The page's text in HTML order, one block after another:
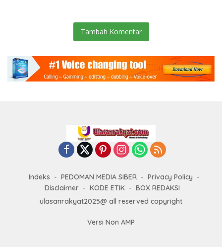
Tambah Komentar
Indeks PEDOMAN MEDIA SIBER
Privacy Policy
Disclaimer
KODE ETIK
BOX REDAKSI
ulasanrakyat2025@ all reserved copyright
Versi Non AMP